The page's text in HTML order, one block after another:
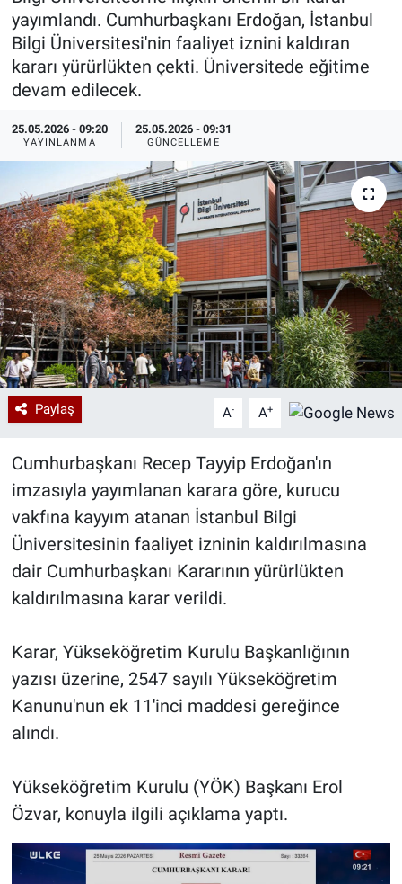
yayımlandı. Cumhurbaşkanı Erdoğan, İstanbul
Bilgi Üniversitesi'nin faaliyet iznini kaldıran
kararı yürürlükten çekti. Üniversitede eğitime
devam edilecek.
25.05.2026 - 09:20
YAYINLANMA
25.05.2026 - 09:31
GÜNCELLEME
Paylaş A- A+
Cumhurbaşkanı Recep Tayyip Erdoğan'ın
imzasıyla yayımlanan karara göre, kurucu
vakfına kayyım atanan İstanbul Bilgi
Üniversitesinin faaliyet izninin kaldırılmasına
dair Cumhurbaşkanı Kararının yürürlükten
kaldırılmasına karar verildi.
Karar, Yükseköğretim Kurulu Başkanlığının
yazısı üzerine, 2547 sayılı Yükseköğretim
Kanunu'nun ek 11'inci maddesi gereğince
alındı.
Yükseköğretim Kurulu (YÖK) Başkanı Erol
Özvar, konuyla ilgili açıklama yaptı.
Özel Haberler
Yazarlar
Dünya
Medya
Özel Haberler
Erişim Bilgileri
Sağlık
Teknoloji
Ramazan
Haber Arşivi